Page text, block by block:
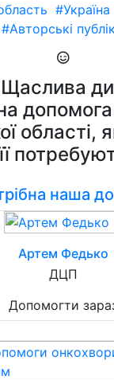
#Україна
#Авторські
області,
її
наша
Артем Федько
ДЦП
Допомогти